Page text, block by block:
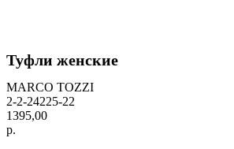
Туфли женские
MARCO TOZZI
2-2-24225-22
1395,00
р.